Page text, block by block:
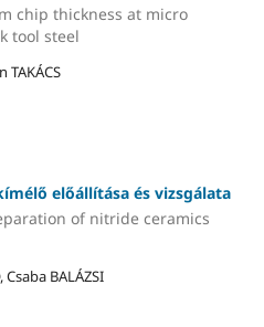
chip thickness at micro
tool steel
TAKÁCS
előállítása és vizsgálata
of nitride ceramics
BALÁZSI